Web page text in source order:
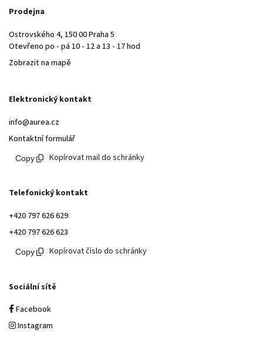
Prodejna
Ostrovského 4, 150 00 Praha 5
Otevřeno po - pá 10 - 12 a 13 - 17 hod
Zobrazit na mapě
Elektronický kontakt
info@aurea.cz
Kontaktní formulář
Kopírovat mail do schránky
Telefonický kontakt
+420 797 626 629
+420 797 626 623
Kopírovat číslo do schránky
Sociální sítě
Facebook
Instagram